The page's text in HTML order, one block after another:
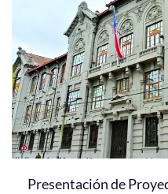
Presentación de